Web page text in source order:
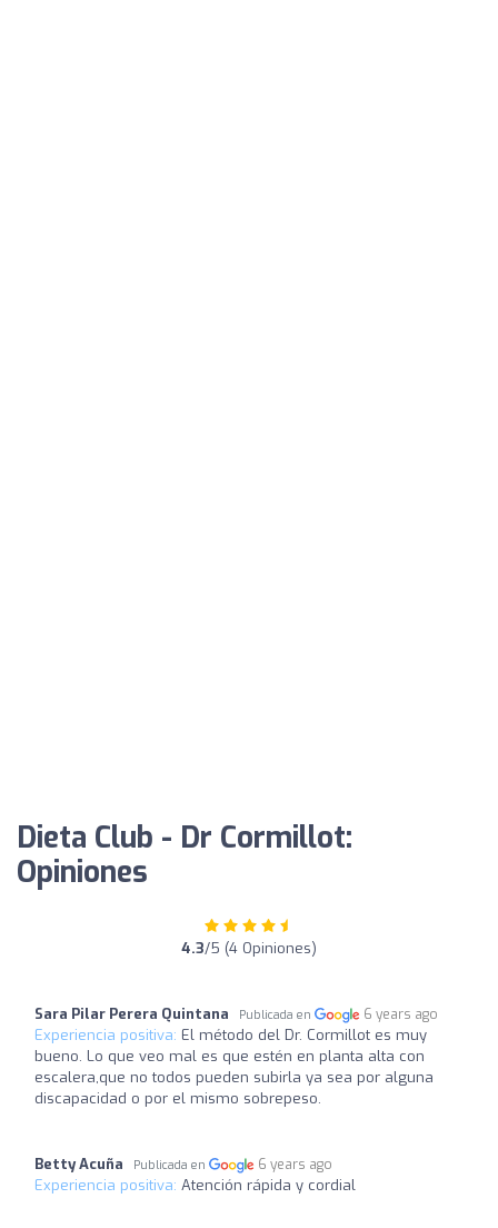
Dieta Club - Dr Cormillot:
Opiniones
4.3/5 (4 Opiniones)
Sara Pilar Perera Quintana Publicada en 6 years ago
Experiencia positiva: El método del Dr. Cormillot es muy
bueno. Lo que veo mal es que estén en planta alta con
escalera,que no todos pueden subirla ya sea por alguna
discapacidad o por el mismo sobrepeso.
Betty Acuña Publicada en 6 years ago
Experiencia positiva: Atención rápida y cordial